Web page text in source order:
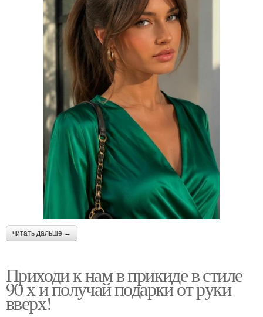
читать дальше →
Приходи к нам в прикиде в стиле
90 х и получай подарки от руки
вверх!